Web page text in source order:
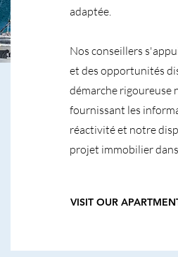
adaptée.
Nos conseillers
et des opportunités
démarche rigoureuse
fournissant les
réactivité et notre
projet immobilier
VISIT OUR